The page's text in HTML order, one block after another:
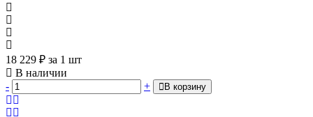
18 229 ₽ за 1 шт
В наличии
-
+ В корзину